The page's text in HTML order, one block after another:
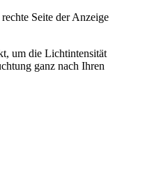
Seite der Anzeige
um die Lichtintensität
ganz nach Ihren